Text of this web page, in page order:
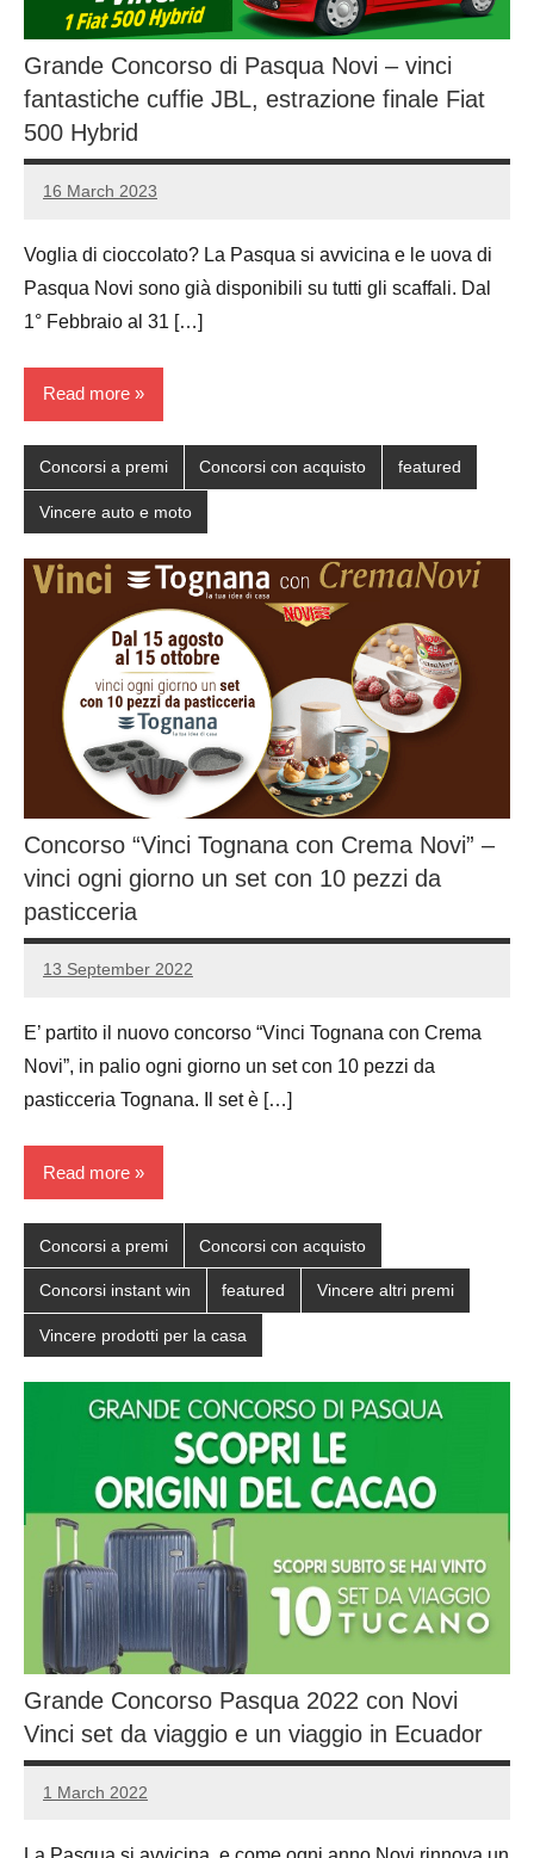
Grande Concorso di Pasqua Novi – vinci
fantastiche cuffie JBL, estrazione finale Fiat
500 Hybrid
16 March 2023
Luca
No
Voglia di cioccolato? La Pasqua si avvicina e le uova di
Pasqua Novi sono già disponibili su tutti gli scaffali. Dal
1° Febbraio al 31 […]
Read more
Concorsi a premi Concorsi con acquisto featured
Vincere auto e moto
Concorso “Vinci Tognana con Crema Novi” –
vinci ogni giorno un set con 10 pezzi da
pasticceria
13 September 2022
Luca
No
E’ partito il nuovo concorso “Vinci Tognana con Crema
Novi”, in palio ogni giorno un set con 10 pezzi da
pasticceria Tognana. Il set è […]
Read more
Concorsi a premi Concorsi con acquisto
Concorsi instant win featured Vincere altri premi
Vincere prodotti per la casa
Grande Concorso Pasqua 2022 con Novi
Vinci set da viaggio e un viaggio in Ecuador
1 March 2022
Luca
No